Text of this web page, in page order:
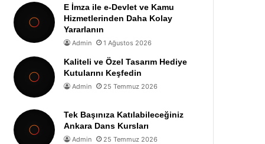
E İmza ile e-Devlet ve Kamu
Hizmetlerinden Daha Kolay
Yararlanın
Admin 1 Ağustos 2026
Kaliteli ve Özel Tasarım Hediye
Kutularını Keşfedin
Admin 25 Temmuz 2026
Tek Başınıza Katılabileceğiniz
Ankara Dans Kursları
Admin 25 Temmuz 2026